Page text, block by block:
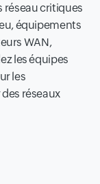
réseau critiques
équipements
WAN,
les équipes
les
réseaux